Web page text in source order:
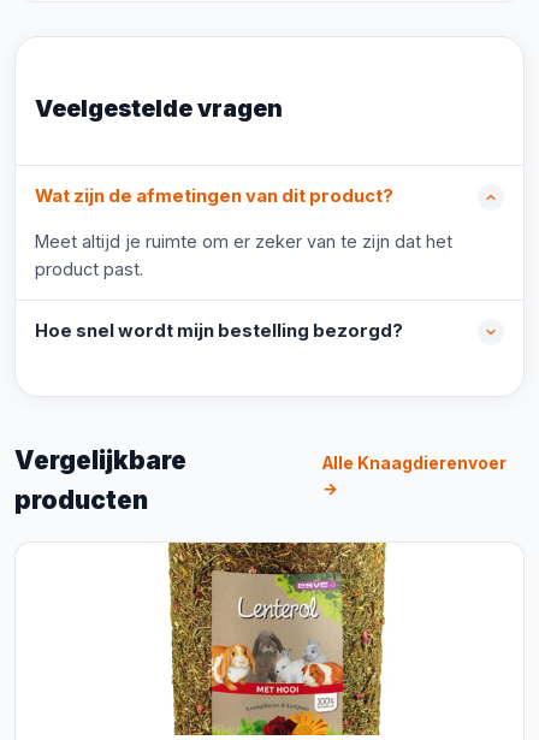
Veelgestelde vragen
Wat zijn de afmetingen van dit product?
Meet altijd je ruimte om er zeker van te zijn dat het
product past.
Hoe snel wordt mijn bestelling bezorgd?
Vergelijkbare
producten
Alle Knaagdierenvoer
→